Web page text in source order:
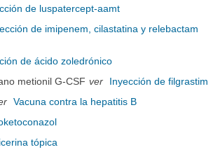
de luspatercept-aamt
de imipenem, cilastatina y relebactam
de ácido zoledrónico
metionil G-CSF ver
Inyección de filgrastim
Vacuna contra la hepatitis B
tópica